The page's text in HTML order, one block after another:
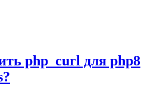
php_curl для php8